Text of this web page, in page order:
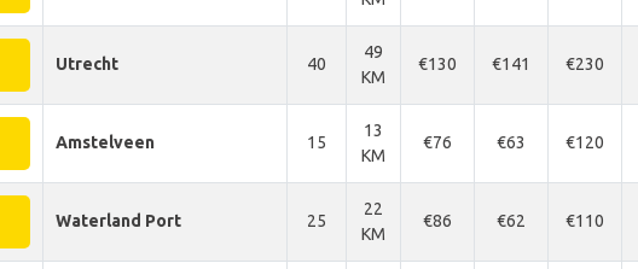
Utrecht 40
49
KM
€130 €141 €230
Amstelveen 15
13
KM
€76 €63 €120
Waterland Port 25
22
KM
€86 €62 €110